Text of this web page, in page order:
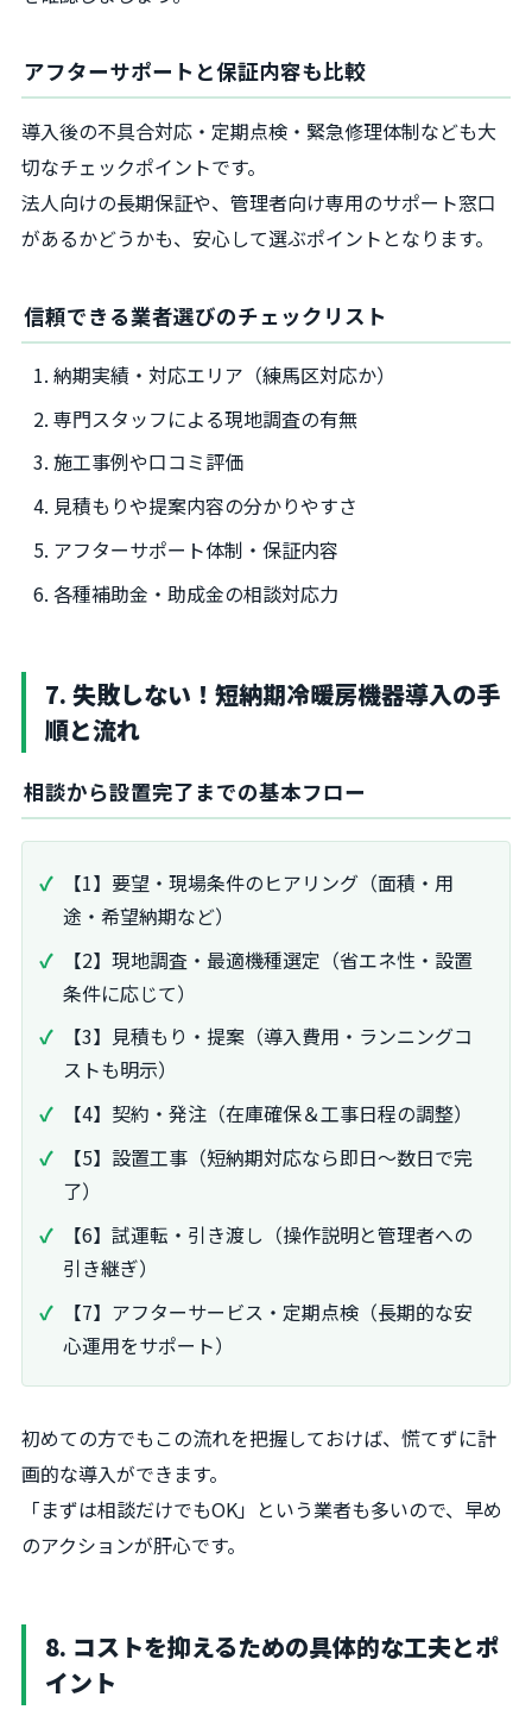
アフターサポートと保証内容も比較
導入後の不具合対応・定期点検・緊急修理体制なども大
切なチェックポイントです。
法人向けの長期保証や、管理者向け専用のサポート窓口
があるかどうかも、安心して選ぶポイントとなります。
信頼できる業者選びのチェックリスト
納期実績・対応エリア（練馬区対応か）
専門スタッフによる現地調査の有無
施工事例や口コミ評価
見積もりや提案内容の分かりやすさ
アフターサポート体制・保証内容
各種補助金・助成金の相談対応力
7. 失敗しない！短納期冷暖房機器導入の手
順と流れ
相談から設置完了までの基本フロー
【1】要望・現場条件のヒアリング（面積・用
途・希望納期など）
【2】現地調査・最適機種選定（省エネ性・設置
条件に応じて）
【3】見積もり・提案（導入費用・ランニングコ
ストも明示）
【4】契約・発注（在庫確保＆工事日程の調整）
【5】設置工事（短納期対応なら即日〜数日で完
了）
【6】試運転・引き渡し（操作説明と管理者への
引き継ぎ）
【7】アフターサービス・定期点検（長期的な安
心運用をサポート）
初めての方でもこの流れを把握しておけば、慌てずに計
画的な導入ができます。
「まずは相談だけでもOK」という業者も多いので、早め
のアクションが肝心です。
8. コストを抑えるための具体的な工夫とポ
イント